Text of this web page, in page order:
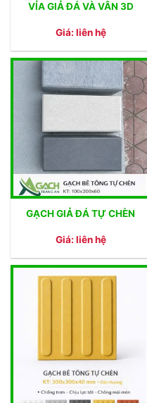
VỈA GIẢ ĐÁ VÀ VÂN 3D
Giá: liên hệ
GẠCH GIẢ ĐÁ TỰ CHÈN
Giá: liên hệ